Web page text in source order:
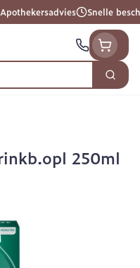
Apothekersadvies Snelle
Zoek
250ml